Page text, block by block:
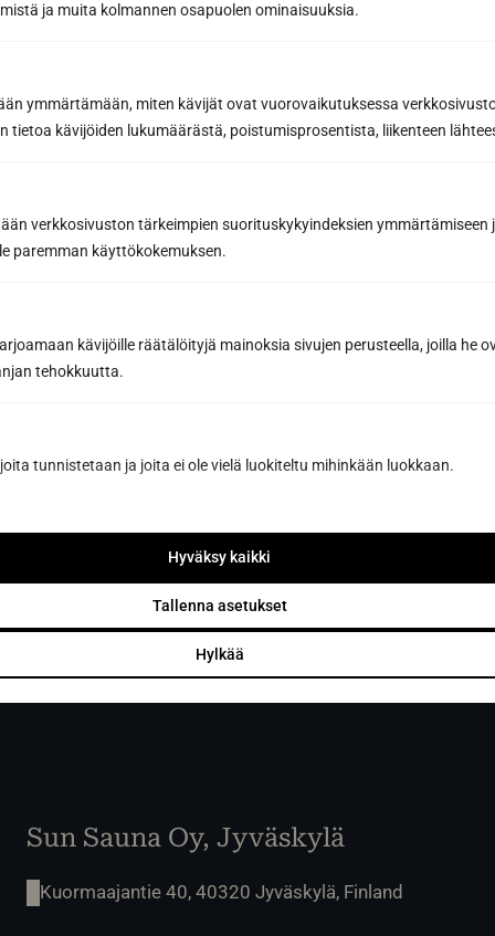
ja muita kolmannen osapuolen ominaisuuksia.
ymmärtämään, miten kävijät ovat vuorovaikutuksessa
tietoa kävijöiden lukumäärästä, poistumisprosentista, liikenteen
verkkosivuston tärkeimpien suorituskykyindeksien ymmärtämiseen
paremman käyttökokemuksen.
kävijöille räätälöityjä mainoksia sivujen perusteella, joilla he
tehokkuutta.
tunnistetaan ja joita ei ole vielä luokiteltu mihinkään luokkaan.
Hylkää
Tallenna asetukset
Hyväksy kaikki
Request a quote
personal data in accordance with our Privacy Policy.
of your dreams with our sauna
Sun Sauna Oy, Jyväskylä
Kuormaajantie 40, 40320 Jyväskylä, Finland